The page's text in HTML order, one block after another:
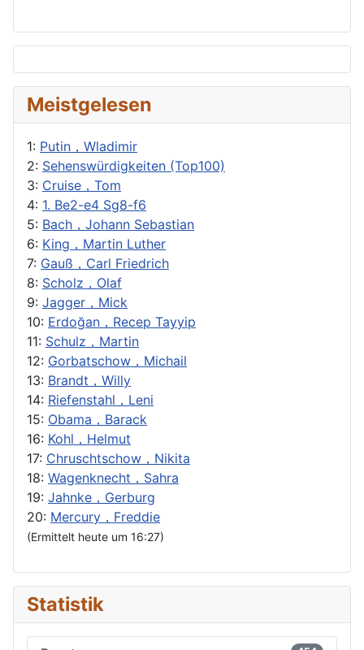
Meistgelesen
1: Putin，Wladimir
2: Sehenswürdigkeiten (Top100)
3: Cruise，Tom
4: 1. Be2-e4 Sg8-f6
5: Bach，Johann Sebastian
6: King，Martin Luther
7: Gauß，Carl Friedrich
8: Scholz，Olaf
9: Jagger，Mick
10: Erdoğan，Recep Tayyip
11: Schulz，Martin
12: Gorbatschow，Michail
13: Brandt，Willy
14: Riefenstahl，Leni
15: Obama，Barack
16: Kohl，Helmut
17: Chruschtschow，Nikita
18: Wagenknecht，Sahra
19: Jahnke，Gerburg
20: Mercury，Freddie
(Ermittelt heute um 16:27)
Statistik